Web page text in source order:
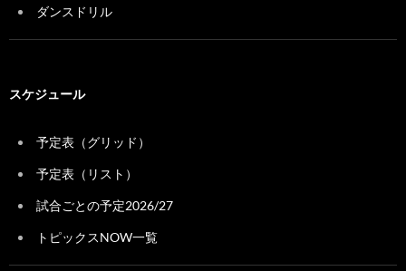
ダンスドリル
スケジュール
予定表（グリッド）
予定表（リスト）
試合ごとの予定2026/27
トピックスNOW一覧